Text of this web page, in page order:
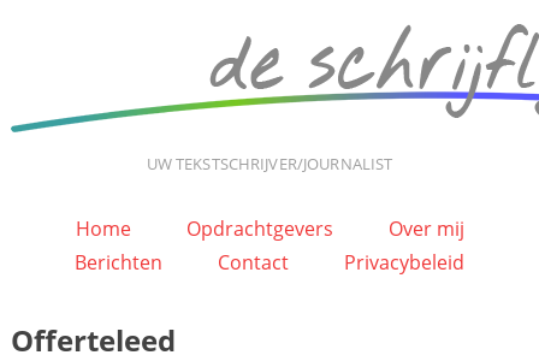
UW TEKSTSCHRIJVER/JOURNALIST
Home Opdrachtgevers
Over mij
Berichten
Contact Privacybeleid
Offerteleed